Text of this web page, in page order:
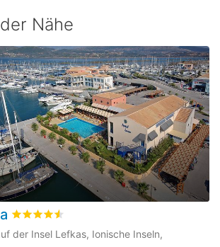
Nähe
bewertet4.5
der Insel Lefkas, Ionische Inseln,